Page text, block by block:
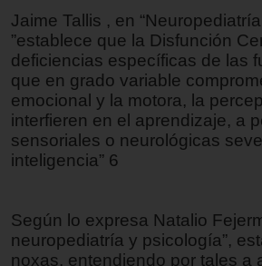
Jaime Tallis , en
”establece que la Disfunción
deficiencias específicas de las
que en grado variable
emocional y la motora, la
interfieren en el aprendizaje, a
sensoriales o neurológicas
inteligencia” 6
Según lo expresa Natalio
neuropediatría y psicología”,
noxas, entendiendo por tales a